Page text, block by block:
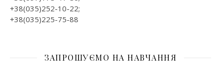
+38(035)252-10-22;
+38(035)225-75-88
ЗАПРОШУЄМО НА НАВЧАННЯ